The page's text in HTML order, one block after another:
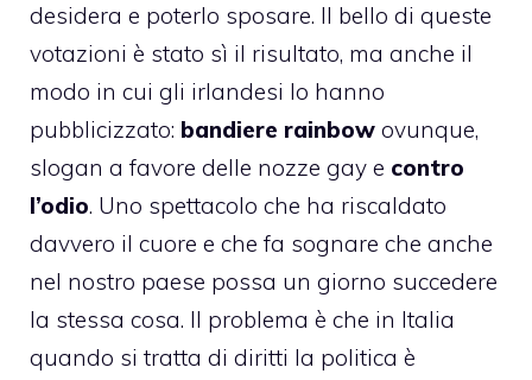
desidera e poterlo sposare. Il bello di queste
votazioni è stato sì il risultato, ma anche il
modo in cui gli irlandesi lo hanno
pubblicizzato: bandiere rainbow ovunque,
slogan a favore delle nozze gay e contro
l’odio. Uno spettacolo che ha riscaldato
davvero il cuore e che fa sognare che anche
nel nostro paese possa un giorno succedere
la stessa cosa. Il problema è che in Italia
quando si tratta di diritti la politica è